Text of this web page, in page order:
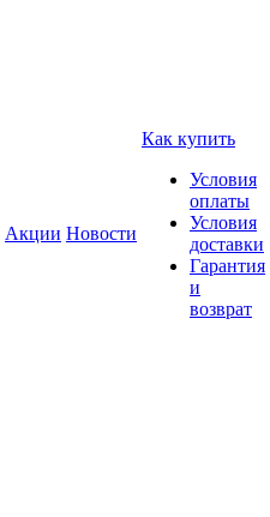
Акции Новости
Как купить
Условия
оплаты
Условия
доставки
Гарантия
и
возврат